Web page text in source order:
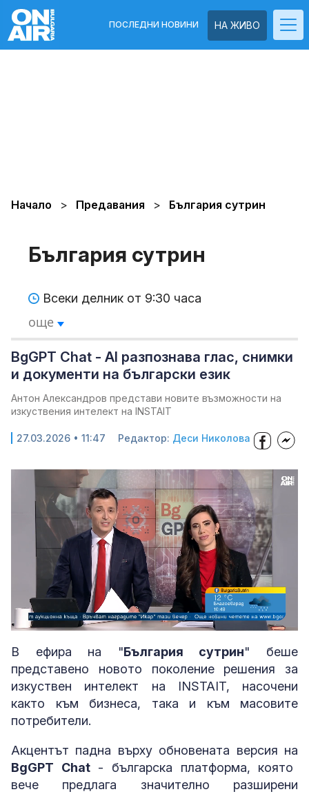
НА ЖИВО
ПОСЛЕДНИ НОВИНИ
Начало Предавания България сутрин
България сутрин
Всеки делник от 9:30 часа
още
BgGPT Chat - AI разпознава глас, снимки
и документи на български език
Антон Александров представи новите възможности на
изкуствения интелект на INSTAIT
27.03.2026 • 11:47 Редактор: Деси Николова
Unmute Loaded:
4.43%
В ефира на "България сутрин" беше
представено новото поколение решения за
изкуствен интелект на INSTAIT, насочени
както към бизнеса, така и към масовите
потребители.
Акцентът падна върху обновената версия на
BgGPT Chat- българска платформа, която
вече предлага значително разширени